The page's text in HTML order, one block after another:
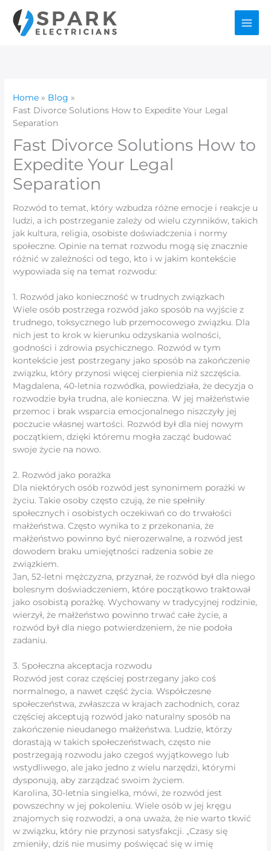
content
Home
Blog
Fast Divorce Solutions How to Expedite Your Legal
Separation
Fast Divorce Solutions How to
Expedite Your Legal
Separation
Rozwód to temat, który wzbudza różne emocje i reakcje u
ludzi, a ich postrzeganie zależy od wielu czynników, takich
jak kultura, religia, osobiste doświadczenia i normy
społeczne. Opinie na temat rozwodu mogą się znacznie
różnić w zależności od tego, kto i w jakim kontekście
wypowiada się na temat rozwodu:
1. Rozwód jako konieczność w trudnych związkach
Wiele osób postrzega rozwód jako sposób na wyjście z
trudnego, toksycznego lub przemocowego związku. Dla
nich jest to krok w kierunku odzyskania wolności,
godności i zdrowia psychicznego. Rozwód w tym
kontekście jest postrzegany jako sposób na zakończenie
związku, który przynosi więcej cierpienia niż szczęścia.
Magdalena, 40-letnia rozwódka, powiedziała, że ​​decyzja o
rozwodzie była trudna, ale konieczna. W jej małżeństwie
przemoc i brak wsparcia emocjonalnego niszczyły jej
poczucie własnej wartości. Rozwód był dla niej nowym
początkiem, dzięki któremu mogła zacząć budować
swoje życie na nowo.
2. Rozwód jako porażka
Dla niektórych osób rozwód jest synonimem porażki w
życiu. Takie osoby często czują, że nie spełniły
społecznych i osobistych oczekiwań co do trwałości
małżeństwa. Często wynika to z przekonania, że ​​
małżeństwo powinno być nierozerwalne, a rozwód jest
dowodem braku umiejętności radzenia sobie ze
związkiem.
Jan, 52-letni mężczyzna, przyznał, że rozwód był dla niego
bolesnym doświadczeniem, które początkowo traktował
jako osobistą porażkę. Wychowany w tradycyjnej rodzinie,
wierzył, że małżeństwo powinno trwać całe życie, a
rozwód był dla niego potwierdzeniem, że nie podoła
zadaniu.
3. Społeczna akceptacja rozwodu
Rozwód jest coraz częściej postrzegany jako coś
normalnego, a nawet część życia. Współczesne
społeczeństwa, zwłaszcza w krajach zachodnich, coraz
częściej akceptują rozwód jako naturalny sposób na
zakończenie nieudanego małżeństwa. Ludzie, którzy
dorastają w takich społeczeństwach, często nie
postrzegają rozwodu jako czegoś wyjątkowego lub
wstydliwego, ale jako jedno z wielu narzędzi, którymi
dysponują, aby zarządzać swoim życiem.
Karolina, 30-letnia singielka, mówi, że rozwód jest
powszechny w jej pokoleniu. Wiele osób w jej kręgu
znajomych się rozwodzi, a ona uważa, że ​​nie warto tkwić
w związku, który nie przynosi satysfakcji. „Czasy się
zmieniły, dziś nie musimy poświęcać się w imię